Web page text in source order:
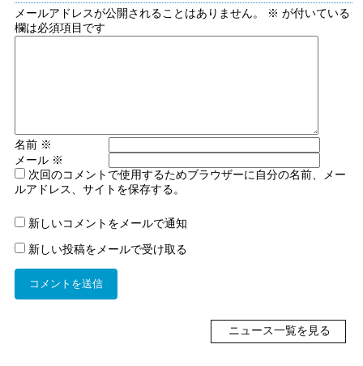
メールアドレスが公開されることはありません。 ※ が付いている
欄は必須項目です
名前 ※
メール ※
次回のコメントで使用するためブラウザーに自分の名前、メー
ルアドレス、サイトを保存する。
新しいコメントをメールで通知
新しい投稿をメールで受け取る
ニュース一覧を見る